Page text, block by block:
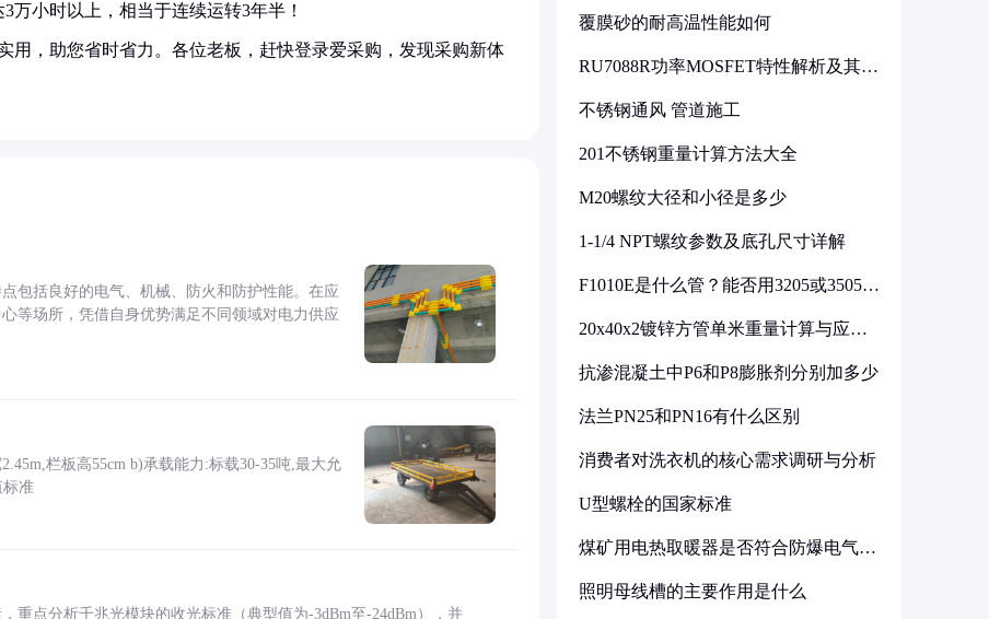
万小时以上，相当于连续运转3年半！
用，助您省时省力。各位老板，赶快登录爱采购，发现采购新体
包括良好的电气、机械、防火和防护性能。在应
等场所，凭借自身优势满足不同领域对电力供应
栏板高55cm b)承载能力:标载30-35吨,最大允
标准
重点分析千兆光模块的收光标准（典型值为-3dBm至-24dBm），并
覆膜砂的耐高温性能如何
RU7088R功率MOSFET特性解析及其在
不锈钢通风 管道施工
201不锈钢重量计算方法大全
M20螺纹大径和小径是多少
1-1/4 NPT螺纹参数及底孔尺寸详解
F1010E是什么管？能否用3205或3505代
20x40x2镀锌方管单米重量计算与应用
抗渗混凝土中P6和P8膨胀剂分别加多少
法兰PN25和PN16有什么区别
消费者对洗衣机的核心需求调研与分析
U型螺栓的国家标准
煤矿用电热取暖器是否符合防爆电气设
照明母线槽的主要作用是什么